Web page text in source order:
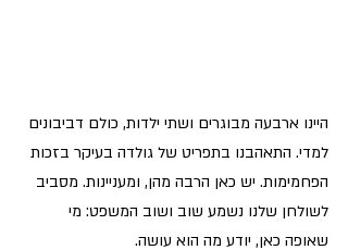
היינו ארבעה מבוגרים ושתי ילדות, כולם דביבונים
למדי. התאהבנו בתפריט של גולדה בעיקר בזכות
הפחמימות. יש כאן הרבה מהן, ומעניינות. מסביב
לשולחן שלנו נשמע שוב ושוב המשפט: מי
שאופה כאן, יודע מה הוא עושה.